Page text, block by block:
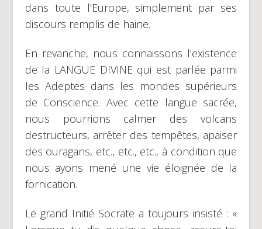
dans toute l’Europe, simplement par ses
discours remplis de haine.
En revanche, nous connaissons l’existence
de la LANGUE DIVINE qui est parlée parmi
les Adeptes dans les mondes supérieurs
de Conscience. Avec cette langue sacrée,
nous pourrions calmer des volcans
destructeurs, arrêter des tempêtes, apaiser
des ouragans, etc., etc., etc., à condition que
nous ayons mené une vie éloignée de la
fornication.
Le grand Initié Socrate a toujours insisté : «